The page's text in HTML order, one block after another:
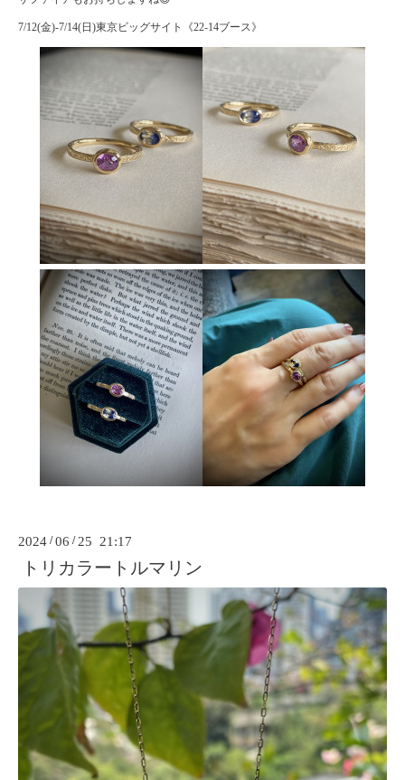
7/12(金)-7/14(日)東京ビッグサイト《22-14ブース》
2024 /06 / 25 21:17
トリカラートルマリン